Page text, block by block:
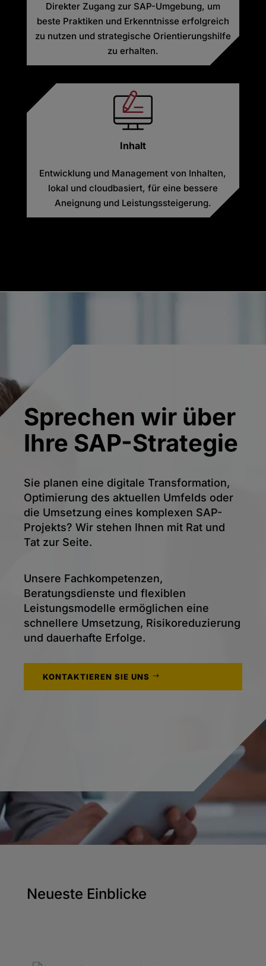
Direkter Zugang zur SAP-Umgebung, um
beste Praktiken und Erkenntnisse erfolgreich
zu nutzen und strategische Orientierungshilfe
zu erhalten.
Inhalt
Entwicklung und Management von Inhalten,
lokal und cloudbasiert, für eine bessere
Aneignung und Leistungssteigerung.
Sprechen wir über
Ihre SAP-Strategie
Sie planen eine digitale Transformation,
Optimierung des aktuellen Umfelds oder
die Umsetzung eines komplexen SAP-
Projekts? Wir stehen Ihnen mit Rat und
Tat zur Seite.
Unsere Fachkompetenzen,
Beratungsdienste und flexiblen
Leistungsmodelle ermöglichen eine
schnellere Umsetzung, Risikoreduzierung
und dauerhafte Erfolge.
KONTAKTIEREN SIE UNS
Neueste Einblicke